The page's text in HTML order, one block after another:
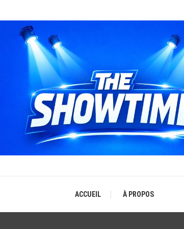
THE SHOWTIME
ACCUEIL À PROPOS